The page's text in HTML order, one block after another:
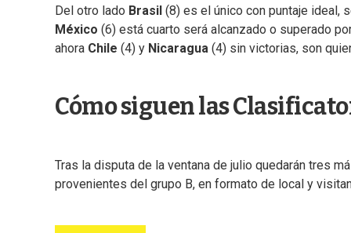
Del otro lado Brasil (8) es el único con puntaje ideal,
México (6) está cuarto será alcanzado o superado
ahora Chile (4) y Nicaragua (4) sin victorias, son
Cómo siguen las
Tras la disputa de la ventana de julio quedarán tres
provenientes del grupo B, en formato de local y